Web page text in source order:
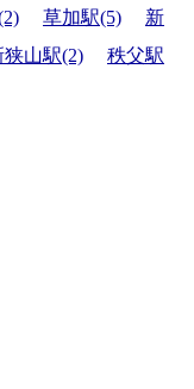
草加駅(5)
新
狭山駅(2)
秩父駅